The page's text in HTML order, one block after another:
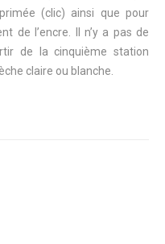
(clic) ainsi que pour
de l’encre. Il n’y a pas de
de la cinquième station
claire ou blanche.